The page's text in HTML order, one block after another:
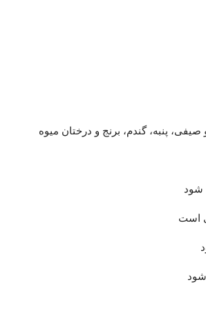
پنبه، گندم، برنج و درختان میوه
شود
است